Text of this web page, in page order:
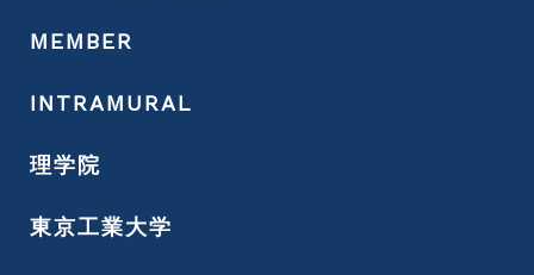
MEMBER
INTRAMURAL
理学院
東京工業大学